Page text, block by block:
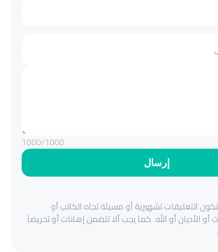
إرسال
1000/1000
التعليقات تشهيرية أو مسيئة تجاه الكاتب أو
الأديان أو الله. كما يجب ألا تتضمن إهانات أو تحريضاً